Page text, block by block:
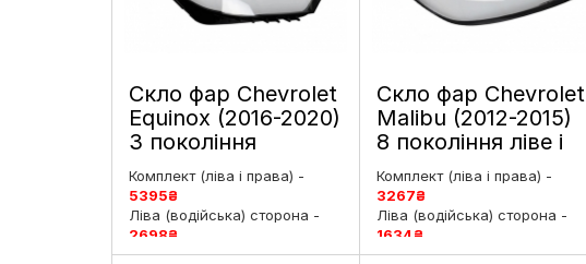
Скло фар Chevrolet
Equinox (2016-2020)
3 покоління
дорестайлинг ліве і
праве
Комплект (ліва і права) -
5395₴
Ліва (водійська) сторона -
2698₴
Права (пасажирська)
Скло фар Chevrolet
Malibu (2012-2015)
8 покоління ліве і
праве
Комплект (ліва і права) -
3267₴
Ліва (водійська) сторона -
1634 ₴
Права (пасажирська)